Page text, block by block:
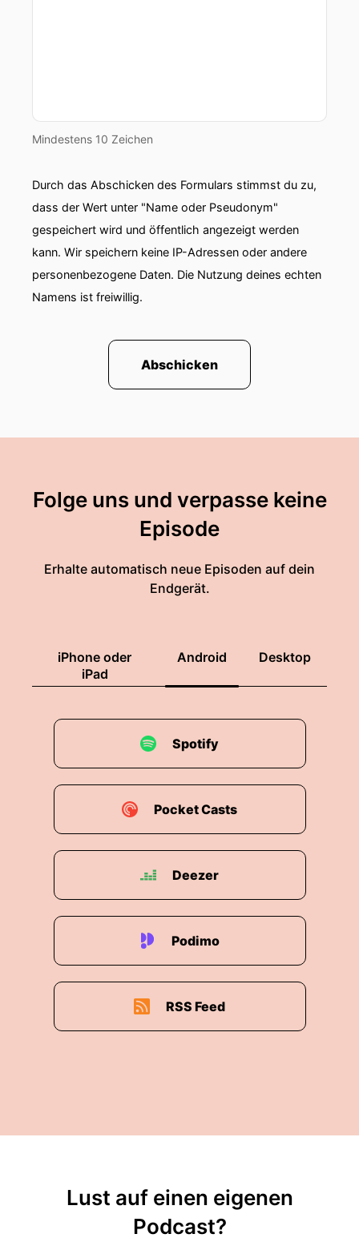
Mindestens 10 Zeichen
Durch das Abschicken des Formulars stimmst du zu,
dass der Wert unter "Name oder Pseudonym"
gespeichert wird und öffentlich angezeigt werden
kann. Wir speichern keine IP-Adressen oder andere
personenbezogene Daten. Die Nutzung deines echten
Namens ist freiwillig.
Abschicken
Folge uns und verpasse keine
Episode
Erhalte automatisch neue Episoden auf dein
Endgerät.
iPhone oder
iPad
Android Desktop
Spotify
Pocket Casts
Deezer
Podimo
RSS Feed
Lust auf einen eigenen
Podcast?